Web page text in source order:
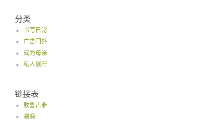
分类
书写日常
广告门外
成为母亲
私人展厅
链接表
敖鲁古雅
驯鹿